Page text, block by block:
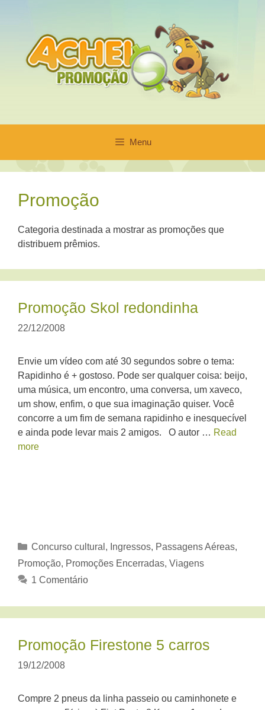
conteúdo
Menu
Promoção
Categoria destinada a mostrar as promoções que
distribuem prêmios.
Promoção Skol redondinha
22/12/2008
Envie um vídeo com até 30 segundos sobre o tema:
Rapidinho é + gostoso. Pode ser qualquer coisa: beijo,
uma música, um encontro, uma conversa, um xaveco,
um show, enfim, o que sua imaginação quiser. Você
concorre a um fim de semana rapidinho e inesquecível
e ainda pode levar mais 2 amigos. O autor … Read
more
Categorias
Concurso cultural , Ingressos, Passagens Aéreas,
Promoção, Promoções Encerradas, Viagens
1 Comentário
Promoção Firestone 5 carros
19/12/2008
Compre 2 pneus da linha passeio ou caminhonete e